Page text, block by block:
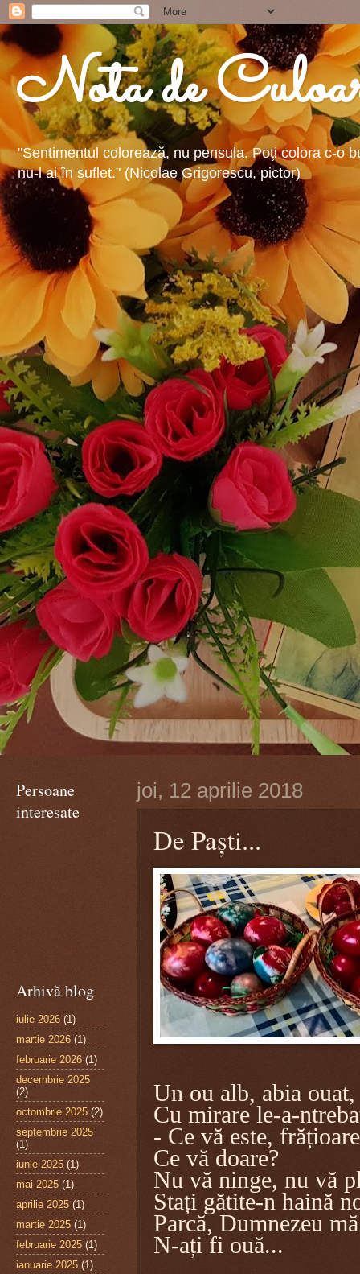
Nota de
"Sentimentul colorează, nu pensula. Poţi colora c-o
nu-l ai în suflet." (Nicolae Grigorescu, pictor)
joi, 12 aprilie 2018
De Paşti...
Un ou alb, abia ouat,
Cu mirare le-a-
- Ce vă este, frățioare
Ce vă doare?
Nu vă ninge, nu vă
Stați gătite-n haină
Parcă, Dumnezeu
N-ați fi ouă...
Persoane
interesate
Arhivă blog
iulie 2026 (1)
martie 2026 (1)
februarie 2026 (1)
decembrie 2025
(2)
octombrie 2025 (2)
septembrie 2025
(1)
iunie 2025 (1)
mai 2025 (1)
aprilie 2025 (1)
martie 2025 (1)
februarie 2025 (1)
ianuarie 2025 (1)